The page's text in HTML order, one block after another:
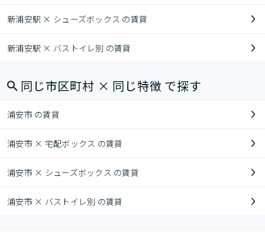
新浦安駅 × シューズボックス の賃貸
新浦安駅 × バストイレ別 の賃貸
同じ市区町村 × 同じ特徴 で探す
浦安市 の賃貸
浦安市 × 宅配ボックス の賃貸
浦安市 × シューズボックス の賃貸
浦安市 × バストイレ別 の賃貸